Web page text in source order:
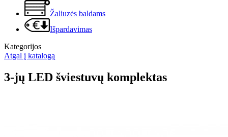
Žaliuzės baldams
Išpardavimas
Kategorijos
Atgal į katalogą
3-jų LED šviestuvų komplektas